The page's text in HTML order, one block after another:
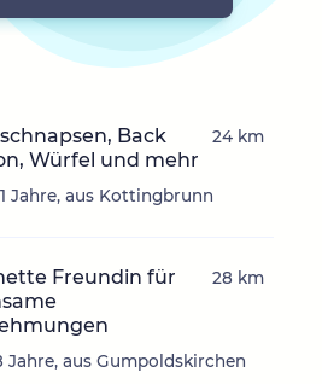
Back
Würfel und mehr
Jahre, aus Kottingbrunn
24 km
Freundin für
Jahre, aus Gumpoldskirchen
28 km